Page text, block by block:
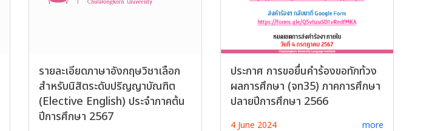
รายละเอียดภาษาอังกฤษวิชาเลือก
สำหรับนิสิตระดับปริญญาบัณฑิต
(Elective English) ประจำภาคต้น
ปีการศึกษา 2567
ประกาศ การขอยื่นคำร้องขอทักท้วง
ผลการศึกษา (จท35) ภาคการศึกษา
ปลายปีการศึกษา 2566
4 June 2024 more